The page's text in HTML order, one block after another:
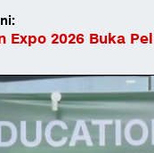
Expo 2026 Buka